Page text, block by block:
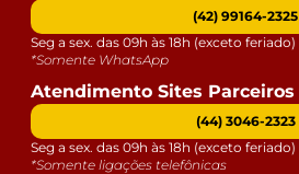
(42) 99164-2325
Seg a sex. das 09h às 18h (exceto feriado)
*Somente WhatsApp
Atendimento Sites Parceiros
(44) 3046-2323
Seg a sex. das 09h às 18h (exceto feriado)
*Somente ligações telefônicas